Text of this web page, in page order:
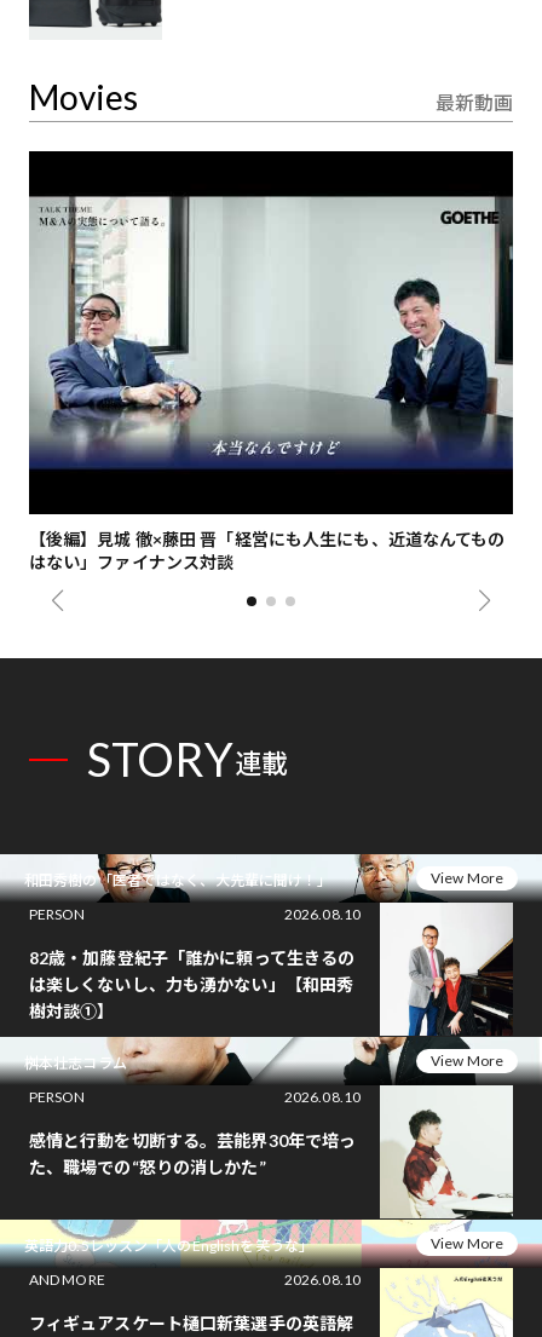
Movies 最新動画
【後編】見城 徹×藤田 晋「経営にも人生にも、近道なんてもの
はない」ファイナンス対談
STORY連載
和田秀樹の「医者ではなく、大先輩に聞け！」
View More
PERSON
2026.08.10
82歳・加藤登紀子「誰かに頼って生きるの
は楽しくないし、力も湧かない」【和田秀
樹対談①】
桝本壮志コラム
View More
PERSON
2026.08.10
感情と行動を切断する。芸能界30年で培っ
た、職場での“怒りの消しかた”
英語力0.5レッスン「人のEnglishを笑うな」
View More
AND MORE
2026.08.10
フィギュアスケート樋口新葉選手の英語解